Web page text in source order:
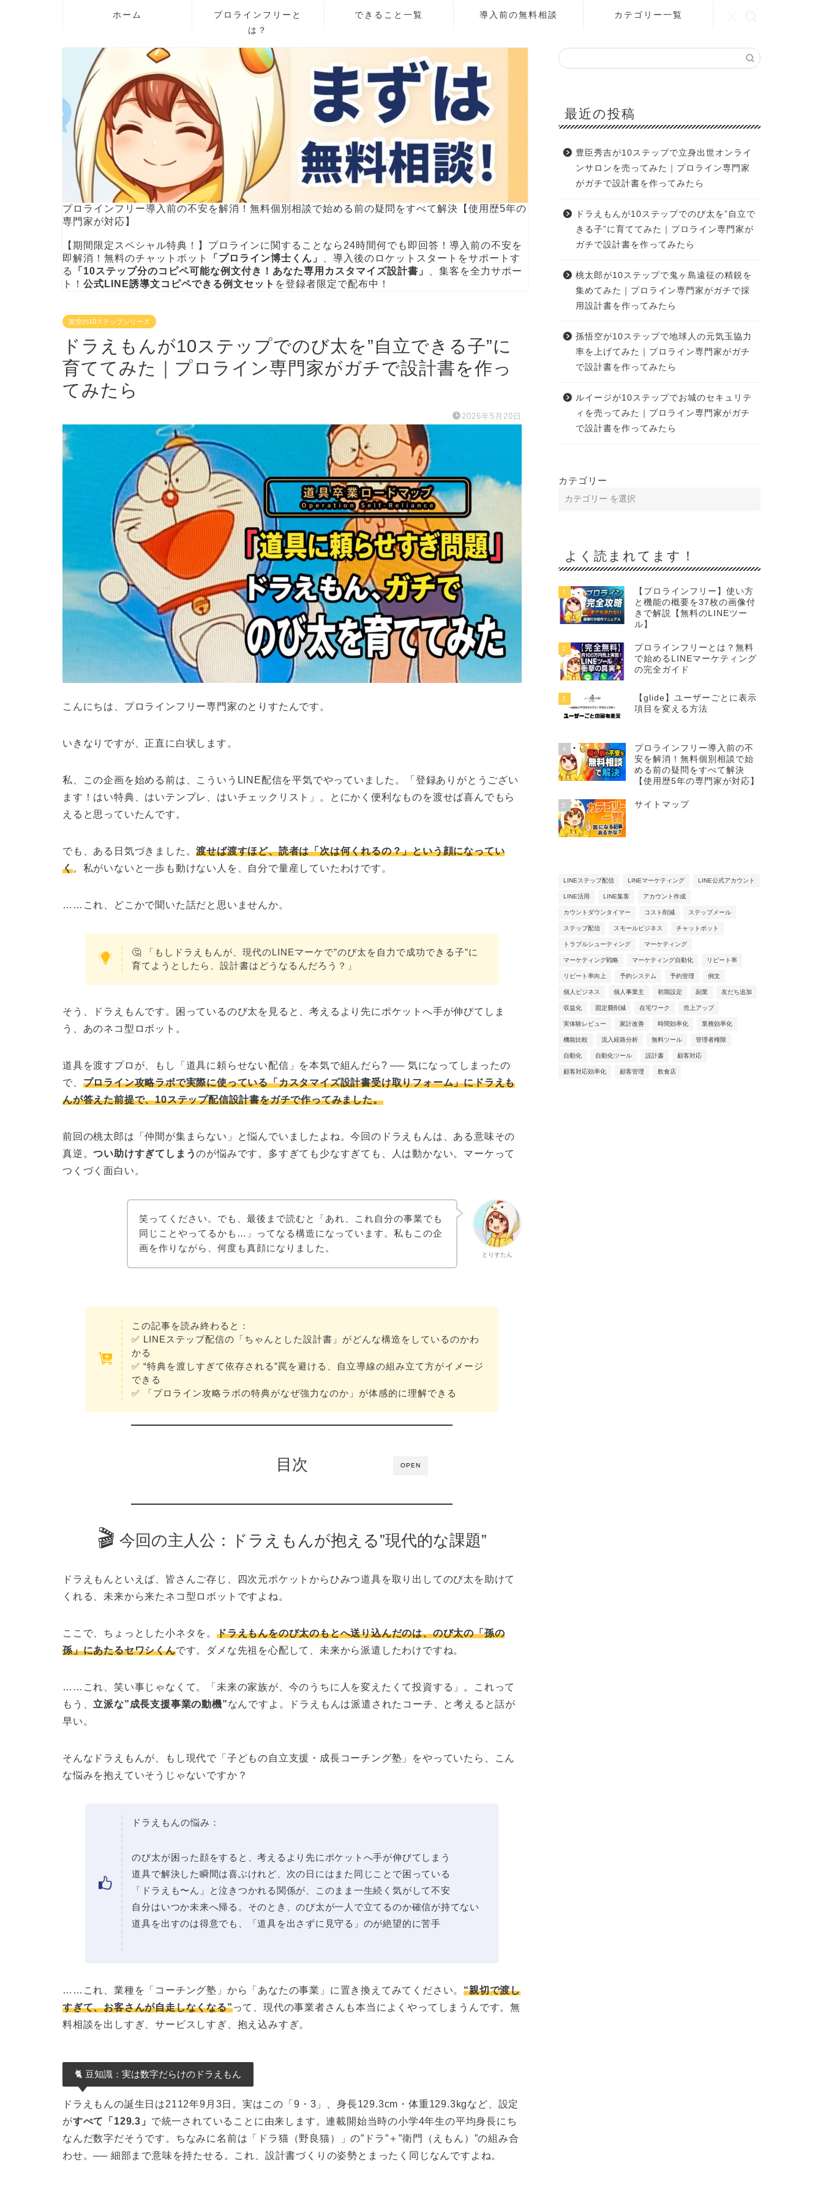
ホーム
プロラインフリーと
は？
できること一覧 導入前の無料相談 カテゴリー一覧
プロラインフリー導入前の不安を解消！無料個別相談で始める前の疑問をすべて解決【使用歴5年の
専門家が対応】
【期間限定スペシャル特典！】プロラインに関することなら24時間何でも即回答！導入前の不安を
即解消！無料のチャットボット
「プロライン博士くん」
、導入後のロケットスタートをサポートす
る
「10ステップ分のコピペ可能な例文付き！あなた専用カスタマイズ設計書」
、集客を全力サポー
ト！ 公式LINE誘導文コピペできる例文セット を登録者限定で配布中！
架空の10ステップシリーズ
ドラえもんが10ステップでのび太を”自立できる子”に
育ててみた｜プロライン専門家がガチで設計書を作っ
てみたら
2026年5月20日
こんにちは、プロラインフリー専門家のとりすたんです。
いきなりですが、正直に白状します。
私、この企画を始める前は、こういうLINE配信を平気でやっていました。「登録ありがとうござい
ます！はい特典、はいテンプレ、はいチェックリスト」。とにかく便利なものを渡せば喜んでもら
えると思っていたんです。
でも、ある日気づきました。渡せば渡すほど、読者は「次は何くれるの？」という顔になってい
く。私がいないと一歩も動けない人を、自分で量産していたわけです。
……これ、どこかで聞いた話だと思いませんか。
🤔 「もしドラえもんが、現代のLINEマーケで”のび太を自力で成功できる子”に
育てようとしたら、設計書はどうなるんだろう？」
そう、ドラえもんです。困っているのび太を見ると、考えるより先にポケットへ手が伸びてしま
う、あのネコ型ロボット。
道具を渡すプロが、もし「道具に頼らせない配信」を本気で組んだら? ── 気になってしまったの
で、 プロライン攻略ラボで実際に使っている「カスタマイズ設計書受け取りフォーム」にドラえも
んが答えた前提で、10ステップ配信設計書をガチで作ってみました。
前回の桃太郎は「仲間が集まらない」と悩んでいましたよね。今回のドラえもんは、ある意味その
真逆。つい助けすぎてしまうのが悩みです。多すぎても少なすぎても、人は動かない。マーケって
つくづく面白い。
とりすたん
笑ってください。でも、最後まで読むと「あれ、これ自分の事業でも
同じことやってるかも…」ってなる構造になっています。私もこの企
画を作りながら、何度も真顔になりました。
この記事を読み終わると：
✅ LINEステップ配信の「ちゃんとした設計書」がどんな構造をしているのかわ
かる
✅ “特典を渡しすぎて依存される”罠を避ける、自立導線の組み立て方がイメージ
できる
✅ 「プロライン攻略ラボの特典がなぜ強力なのか」が体感的に理解できる
OPEN
目次
🎬 今回の主人公：ドラえもんが抱える”現代的な課題”
ドラえもんといえば、皆さんご存じ、四次元ポケットからひみつ道具を取り出してのび太を助けて
くれる、未来から来たネコ型ロボットですよね。
ここで、ちょっとした小ネタを。 ドラえもんをのび太のもとへ送り込んだのは、のび太の「孫の
孫」にあたるセワシくんです。ダメな先祖を心配して、未来から派遣したわけですね。
……これ、笑い事じゃなくて。「未来の家族が、今のうちに人を変えたくて投資する」。これって
もう、 立派な”成長支援事業の動機”なんですよ。ドラえもんは派遣されたコーチ、と考えると話が
早い。
そんなドラえもんが、もし現代で「子どもの自立支援・成長コーチング塾」をやっていたら、こん
な悩みを抱えていそうじゃないですか？
ドラえもんの悩み：
のび太が困った顔をすると、考えるより先にポケットへ手が伸びてしまう
道具で解決した瞬間は喜ぶけれど、次の日にはまた同じことで困っている
「ドラえも〜ん」と泣きつかれる関係が、このまま一生続く気がして不安
自分はいつか未来へ帰る。そのとき、のび太が一人で立てるのか確信が持てない
道具を出すのは得意でも、「道具を出さずに見守る」のが絶望的に苦手
……これ、業種を「コーチング塾」から「あなたの事業」に置き換えてみてください。“親切で渡し
すぎて、お客さんが自走しなくなる”って、現代の事業者さんも本当によくやってしまうんです。無
料相談を出しすぎ、サービスしすぎ、抱え込みすぎ。
🐈 豆知識：実は数字だらけのドラえもん
ドラえもんの誕生日は2112年9月3日。実はこの「9・3」、身長129.3cm・体重129.3kgなど、設定
がすべて「129.3」 で統一されていることに由来します。連載開始当時の小学4年生の平均身長にち
なんだ数字だそうです。ちなみに名前は「ドラ猫（野良猫）」の”ドラ”＋”衛門（えもん）”の組み合
わせ。── 細部まで意味を持たせる。これ、設計書づくりの姿勢とまったく同じなんですよね。
最近の投稿
豊臣秀吉が10ステップで立身出世オンライ
ンサロンを売ってみた｜プロライン専門家
がガチで設計書を作ってみたら
ドラえもんが10ステップでのび太を”自立で
きる子”に育ててみた｜プロライン専門家が
ガチで設計書を作ってみたら
桃太郎が10ステップで鬼ヶ島遠征の精鋭を
集めてみた｜プロライン専門家がガチで採
用設計書を作ってみたら
孫悟空が10ステップで地球人の元気玉協力
率を上げてみた｜プロライン専門家がガチ
で設計書を作ってみたら
ルイージが10ステップでお城のセキュリテ
ィを売ってみた｜プロライン専門家がガチ
で設計書を作ってみたら
カテゴリー
よく読まれてます！
1
【プロラインフリー】使い方
と機能の概要を37枚の画像付
きで解説【無料のLINEツー
ル】
2
プロラインフリーとは？無料
で始めるLINEマーケティング
の完全ガイド
3
【glide】ユーザーごとに表示
項目を変える方法
4
プロラインフリー導入前の不
安を解消！無料個別相談で始
める前の疑問をすべて解決
【使用歴5年の専門家が対応】
5 サイトマップ
LINEステップ配信 LINEマーケティング LINE公式アカウント
LINE活用 LINE集客 アカウント作成
カウントダウンタイマー コスト削減 ステップメール
ステップ配信 スモールビジネス チャットボット
トラブルシューティング マーケティング
マーケティング戦略 マーケティング自動化 リピート率
リピート率向上 予約システム 予約管理 例文
個人ビジネス 個人事業主 初期設定 副業 友だち追加
収益化 固定費削減 在宅ワーク 売上アップ
実体験レビュー 家計改善 時間効率化 業務効率化
機能比較 流入経路分析 無料ツール 管理者権限
自動化 自動化ツール 設計書 顧客対応
顧客対応効率化 顧客管理 飲食店